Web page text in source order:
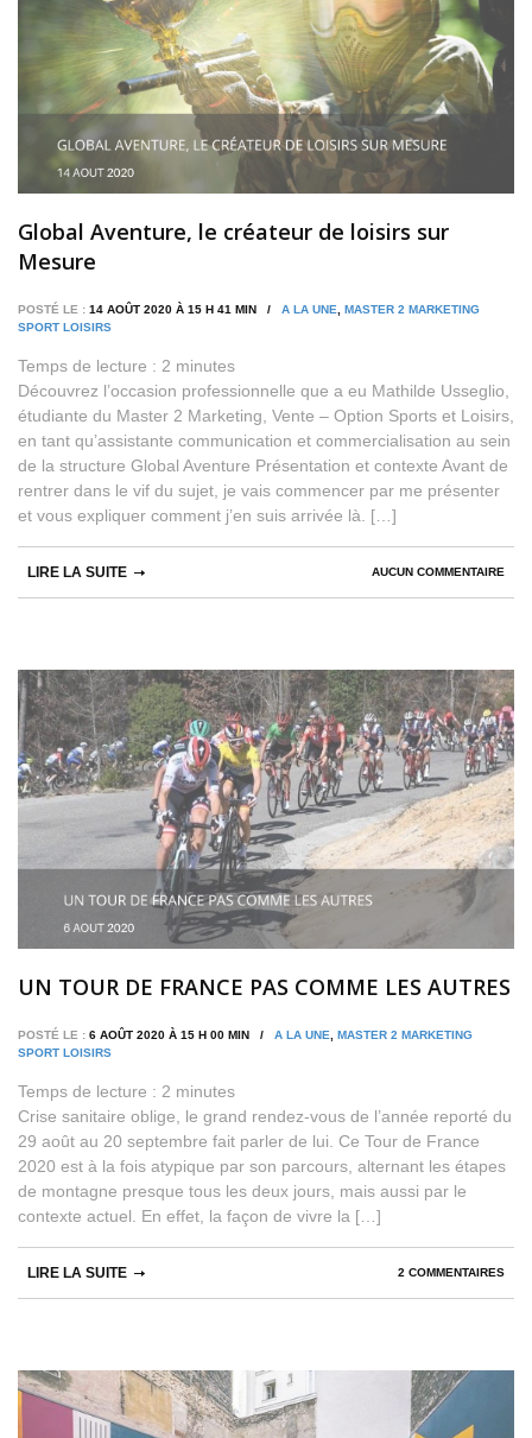
Global Aventure, le créateur de loisirs sur
Mesure
POSTÉ LE : 14 AOÛT 2020 À 15 H 41 MIN / A LA UNE
MASTER 2 MARKETING
SPORT LOISIRS
Temps de lecture : 2 minutes
Découvrez l’occasion professionnelle que a eu Mathilde Usseglio,
étudiante du Master 2 Marketing, Vente – Option Sports et Loisirs,
en tant qu’assistante communication et commercialisation au sein
de la structure Global Aventure Présentation et contexte Avant de
rentrer dans le vif du sujet, je vais commencer par me présenter
et vous expliquer comment j’en suis arrivée là. […]
AUCUN COMMENTAIRE
LIRE LA SUITE
UN TOUR DE FRANCE PAS COMME LES AUTRES
POSTÉ LE : 6 AOÛT 2020 À 15 H 00 MIN / A LA UNE, MASTER 2 MARKETING
SPORT LOISIRS
Temps de lecture : 2 minutes
Crise sanitaire oblige, le grand rendez-vous de l’année reporté du
29 août au 20 septembre fait parler de lui. Ce Tour de France
2020 est à la fois atypique par son parcours, alternant les étapes
de montagne presque tous les deux jours, mais aussi par le
contexte actuel. En effet, la façon de vivre la […]
2 COMMENTAIRES
LIRE LA SUITE